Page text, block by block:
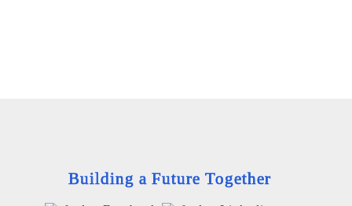
Building a Future Together